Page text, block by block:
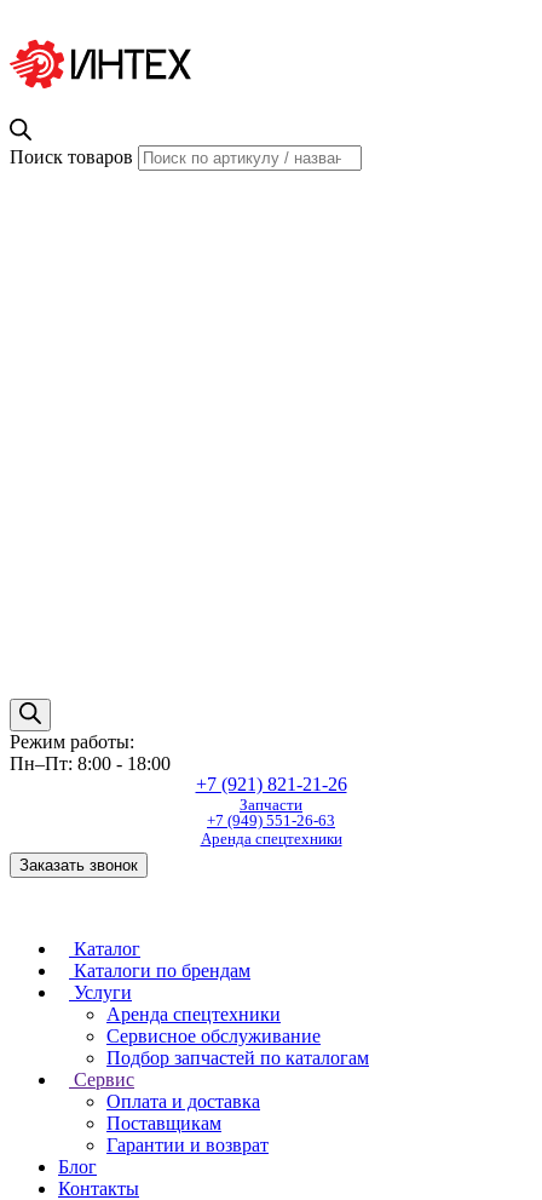
Поиск товаров
Режим работы:
Пн–Пт: 8:00 - 18:00
+7 (921) 821-21-26
Запчасти
+7 (949) 551-26-63
Аренда спецтехники
Заказать звонок
Каталог
Каталоги по брендам
Услуги
Аренда спецтехники
Сервисное обслуживание
Подбор запчастей по каталогам
Сервис
Оплата и доставка
Поставщикам
Гарантии и возврат
Блог
Контакты